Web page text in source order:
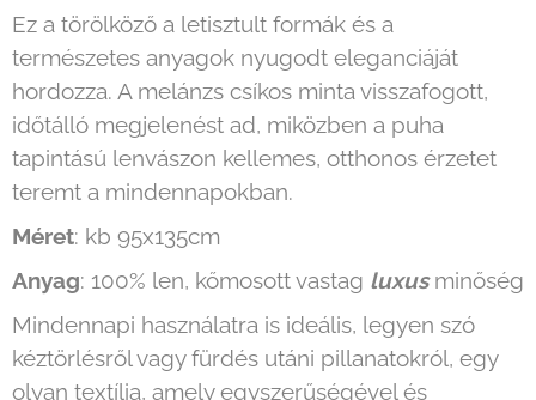
Ez a törölköző a letisztult formák és a
természetes anyagok nyugodt eleganciáját
hordozza. A melánzs csíkos minta visszafogott,
időtálló megjelenést ad, miközben a puha
tapintású lenvászon kellemes, otthonos érzetet
teremt a mindennapokban.
Méret: kb 95x135cm
Anyag: 100% len, kőmosott vastag luxus minőség
Mindennapi használatra is ideális, legyen szó
kéztörlésről vagy fürdés utáni pillanatokról, egy
olyan textília, amely egyszerűségével és